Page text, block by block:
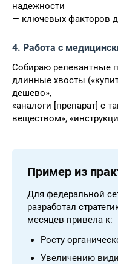
надежности
— ключевых факторов
4. Работа с
Собираю релевантные
длинные хвосты
дешево»,
«аналоги [препарат] с
веществом»,
Пример из
Для федеральной
разработал
месяцев привела к:
Росту
Увеличению